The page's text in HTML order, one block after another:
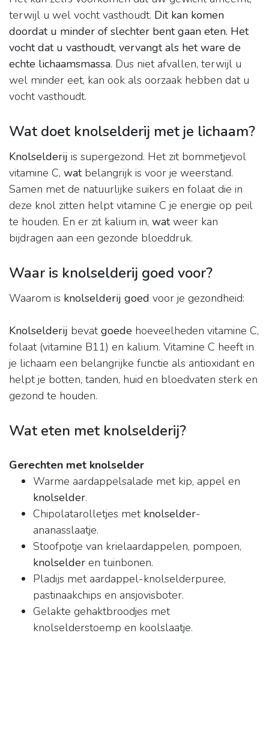
terwijl u wel vocht vasthoudt. Dit kan komen
doordat u minder of slechter bent gaan eten. Het
vocht dat u vasthoudt, vervangt als het ware de
echte lichaamsmassa. Dus niet afvallen, terwijl u
wel minder eet, kan ook als oorzaak hebben dat u
vocht vasthoudt.
Wat doet knolselderij met je lichaam?
Knolselderij is supergezond. Het zit bommetjevol
vitamine C, watbelangrijk is voor je weerstand.
Samen met de natuurlijke suikers en folaat die in
deze knol zitten helpt vitamine C je energie op peil
te houden. En er zit kalium in, watweer kan
bijdragen aan een gezonde bloeddruk.
Waar is knolselderij goed voor?
Waarom is knolselderij goed voor je gezondheid:
Knolselderij bevatgoede hoeveelheden vitamine C,
folaat (vitamine B11) en kalium. Vitamine C heeft in
je lichaam een belangrijke functie als antioxidant en
helpt je botten, tanden, huid en bloedvaten sterk en
gezond te houden.
Wat eten met knolselderij?
Gerechten met knolselder
Warme aardappelsalade met kip, appel en
knolselder.
Chipolatarolletjes met knolselder-
ananasslaatje.
Stoofpotje van krielaardappelen, pompoen,
knolselder en tuinbonen.
Pladijs met aardappel-knolselderpuree,
pastinaakchips en ansjovisboter.
Gelakte gehaktbroodjes met
knolselderstoemp en koolslaatje.